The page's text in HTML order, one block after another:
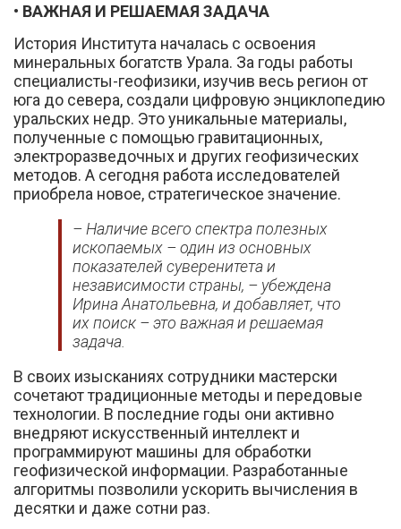
• ВАЖНАЯ И РЕШАЕМАЯ ЗАДАЧА
История Института началась с освоения
минеральных богатств Урала. За годы работы
специалисты-геофизики, изучив весь регион от
юга до севера, создали цифровую энциклопедию
уральских недр. Это уникальные материалы,
полученные с помощью гравитационных,
электроразведочных и других геофизических
методов. А сегодня работа исследователей
приобрела новое, стратегическое значение.
– Наличие всего спектра полезных
ископаемых – один из основных
показателей суверенитета и
независимости страны, – убеждена
Ирина Анатольевна, и добавляет, что
их поиск – это важная и решаемая
задача.
В своих изысканиях сотрудники мастерски
сочетают традиционные методы и передовые
технологии. В последние годы они активно
внедряют искусственный интеллект и
программируют машины для обработки
геофизической информации. Разработанные
алгоритмы позволили ускорить вычисления в
десятки и даже сотни раз.